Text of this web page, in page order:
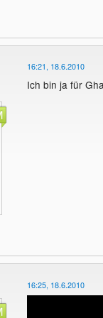
16:21, 18.6.2010
Ich bin ja für
16:25, 18.6.2010